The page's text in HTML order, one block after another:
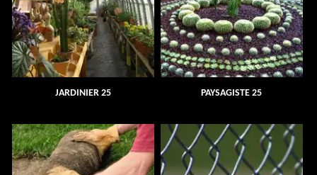
JARDINIER 25 PAYSAGISTE 25